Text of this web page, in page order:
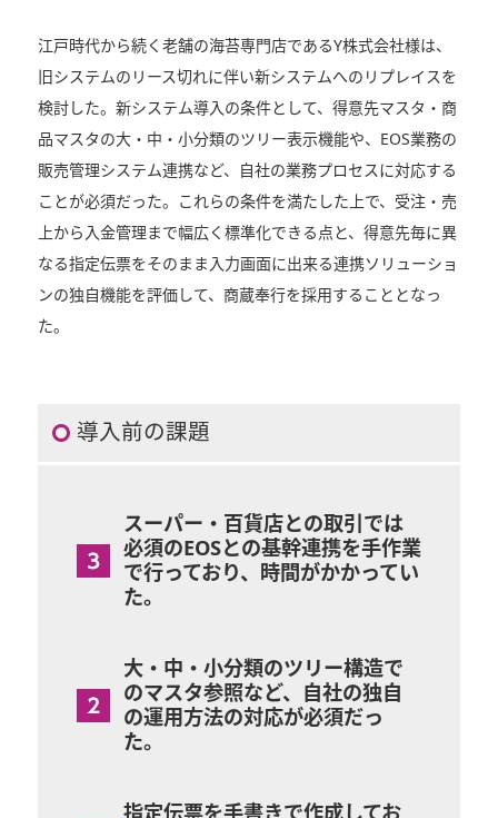
江戸時代から続く老舗の海苔専門店であるY株式会社様は、
旧システムのリース切れに伴い新システムへのリプレイスを
検討した。新システム導入の条件として、得意先マスタ・商
品マスタの大・中・小分類のツリー表示機能や、EOS業務の
販売管理システム連携など、自社の業務プロセスに対応する
ことが必須だった。これらの条件を満たした上で、受注・売
上から入金管理まで幅広く標準化できる点と、得意先毎に異
なる指定伝票をそのまま入力画面に出来る連携ソリューショ
ンの独自機能を評価して、商蔵奉行を採用することとなっ
た。
導入前の課題
スーパー・百貨店との取引では
必須のEOSとの基幹連携を手作業
で行っており、時間がかかってい
た。
大・中・小分類のツリー構造で
のマスタ参照など、自社の独自
の運用方法の対応が必須だっ
た。
指定伝票を手書きで作成してお